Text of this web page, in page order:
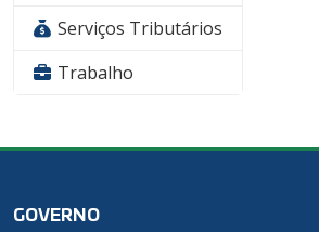
Serviços Tributários
Trabalho
GOVERNO